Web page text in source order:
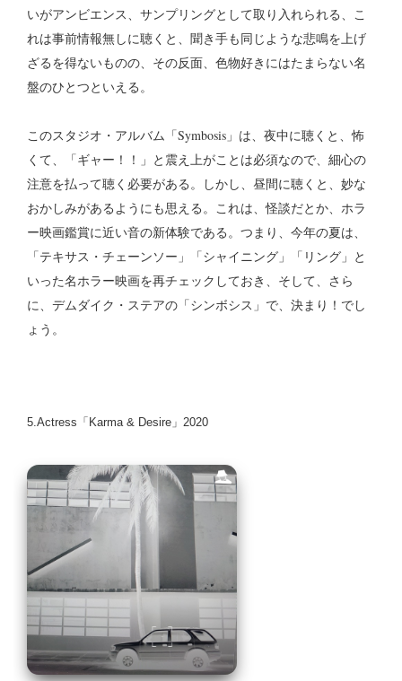
いがアンビエンス、サンプリングとして取り入れられる、こ
れは事前情報無しに聴くと、聞き手も同じような悲鳴を上げ
ざるを得ないものの、その反面、色物好きにはたまらない名
盤のひとつといえる。
このスタジオ・アルバム「Symbosis」は、夜中に聴くと、怖
くて、「ギャー！！」と震え上がことは必須なので、細心の
注意を払って聴く必要がある。しかし、昼間に聴くと、妙な
おかしみがあるようにも思える。これは、怪談だとか、ホラ
ー映画鑑賞に近い音の新体験である。つまり、今年の夏は、
「テキサス・チェーンソー」「シャイニング」「リング」と
いった名ホラー映画を再チェックしておき、そして、さら
に、デムダイク・ステアの「シンボシス」で、決まり！でし
ょう。
5.Actress「Karma & Desire」2020